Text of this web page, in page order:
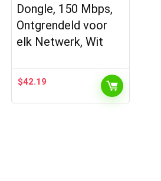
Dongle, 150 Mbps,
Ontgrendeld voor
elk Netwerk, Wit
$42.19